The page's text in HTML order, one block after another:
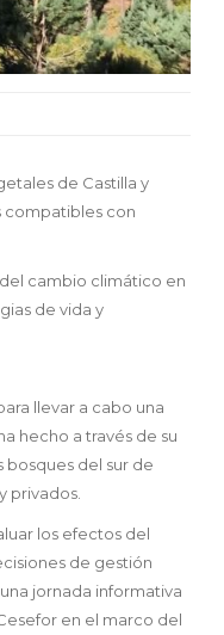
de Castilla y
compatibles con
cambio climático en
de vida y
llevar a cabo una
hecho a través de su
del sur de
privados.
los efectos del
de gestión
jornada informativa
en el marco del